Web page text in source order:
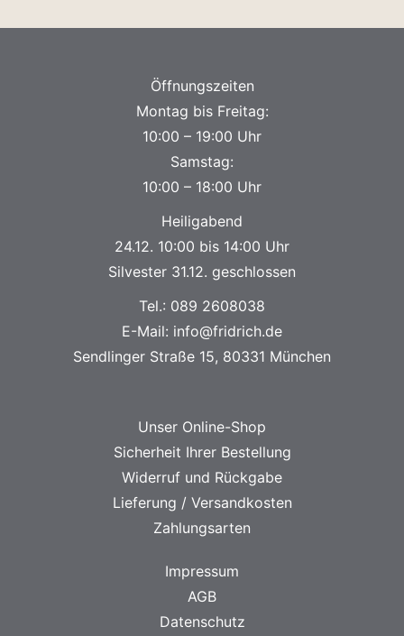
Öffnungszeiten
Montag bis Freitag:
10:00 – 19:00 Uhr
Samstag:
10:00 – 18:00 Uhr
Heiligabend
24.12. 10:00 bis 14:00 Uhr
Silvester 31.12. geschlossen
Tel.: 089 2608038
E-Mail: info@fridrich.de
Sendlinger Straße 15, 80331 München
Unser Online-Shop
Sicherheit Ihrer Bestellung
Widerruf und Rückgabe
Lieferung / Versandkosten
Zahlungsarten
Impressum
AGB
Datenschutz